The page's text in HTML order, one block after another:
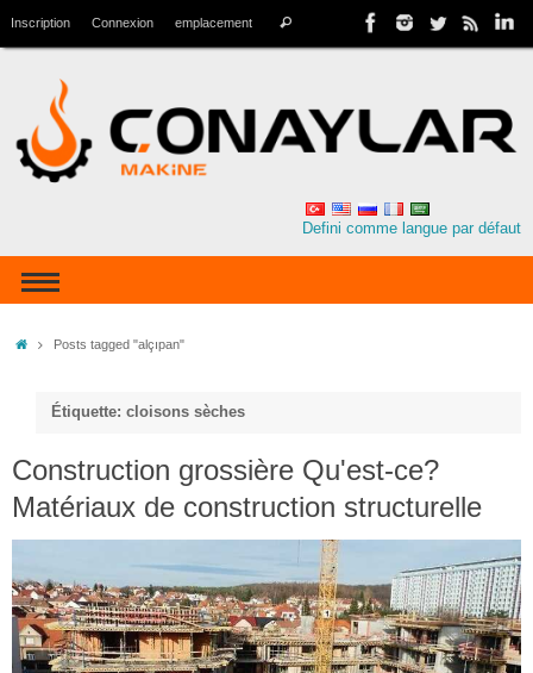
Inscription Connexion emplacement
Defini comme langue par défaut
Posts tagged "alçıpan"
Étiquette: cloisons sèches
Construction grossière Qu'est-ce?
Matériaux de construction structurelle